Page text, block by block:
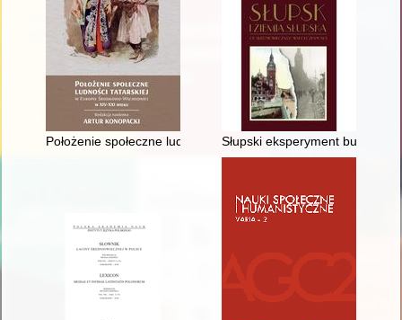
Położenie społeczne ludności tatarskiej w Europie Środkowo-
Słupski eksperyment